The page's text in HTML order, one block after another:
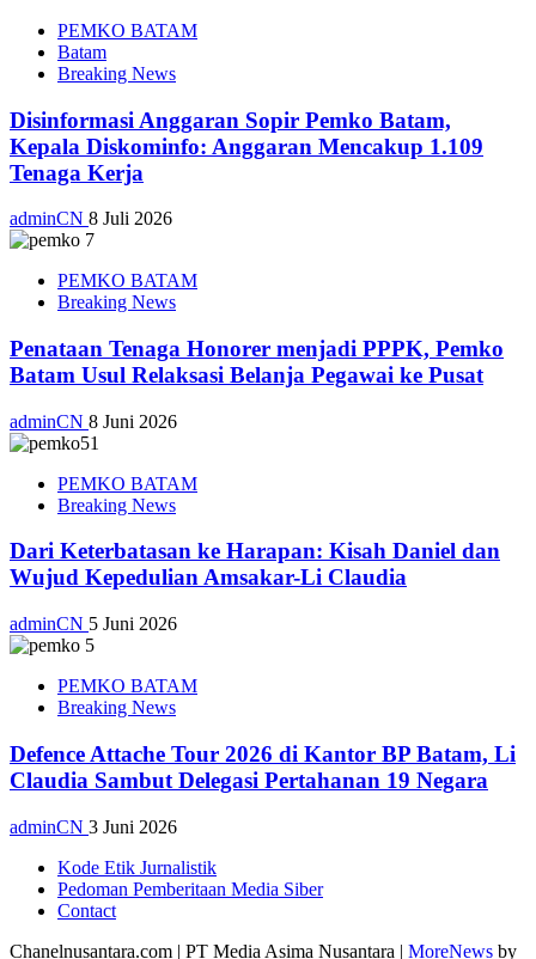
PEMKO BATAM
Batam
Breaking News
Disinformasi Anggaran Sopir Pemko Batam,
Kepala Diskominfo: Anggaran Mencakup 1.109
Tenaga Kerja
adminCN 8 Juli 2026
PEMKO BATAM
Breaking News
Penataan Tenaga Honorer menjadi PPPK, Pemko
Batam Usul Relaksasi Belanja Pegawai ke Pusat
adminCN 8 Juni 2026
PEMKO BATAM
Breaking News
Dari Keterbatasan ke Harapan: Kisah Daniel dan
Wujud Kepedulian Amsakar-Li Claudia
adminCN 5 Juni 2026
PEMKO BATAM
Breaking News
Defence Attache Tour 2026 di Kantor BP Batam, Li
Claudia Sambut Delegasi Pertahanan 19 Negara
adminCN 3 Juni 2026
Kode Etik Jurnalistik
Pedoman Pemberitaan Media Siber
Contact
Chanelnusantara.com | PT Media Asima Nusantara | MoreNews by